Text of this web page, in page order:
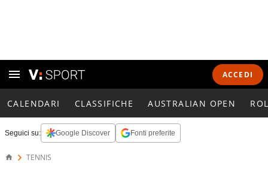
ACCEDI
CALENDARI CLASSIFICHE AUSTRALIAN OPEN
Seguici su: Google Discover Fonti preferite
TENNIS